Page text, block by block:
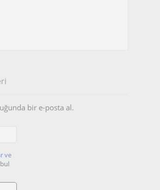
bir e-posta al.
ve